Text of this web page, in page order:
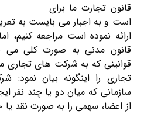
قانون تجارت ما برای
است و به اجبار می بایست به
ارائه نموده است مراجعه کنیم،
قانون مدنی به صورت کلی می
قوانینی که به شرکت های
تجاری را اینگونه بیان نمود:
سازمانی که میان دو یا چند نفر
از اعضا، سهمی را به صورت نقد